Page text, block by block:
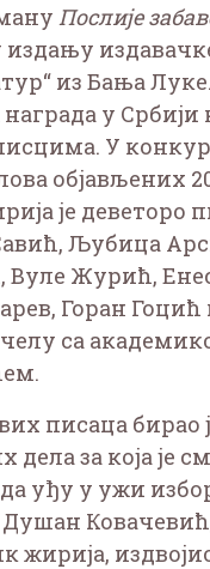
Послије
издању
из Бања Луке.
у Србији
У
објављених
је деветоро
Љубица
Вуле Журић,
Горан
са
писаца бирао
за која је
уђу у ужи
жирија, издвојио